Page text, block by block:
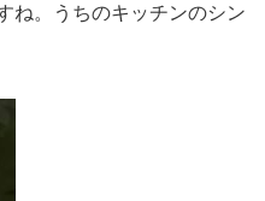
ね。うちのキッチンのシン